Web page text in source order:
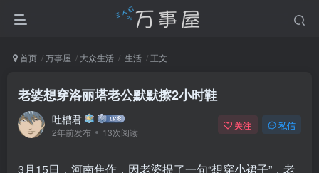
首页 万事屋 大众生活 生活 正文
老婆想穿洛丽塔老公默默擦2小时鞋
吐槽君
2年前发布 13次阅读
关注 私信
3月15日，河南焦作，因老婆提了一句“想穿小裙子”，老